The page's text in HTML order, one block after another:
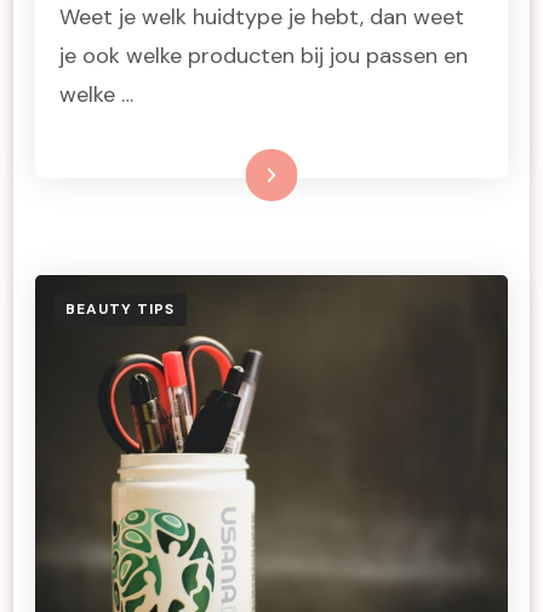
Weet je welk huidtype je hebt, dan weet
je ook welke producten bij jou passen en
welke …
Lees meer
BEAUTY TIPS